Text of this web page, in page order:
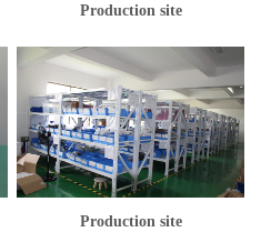
Production site
Production site